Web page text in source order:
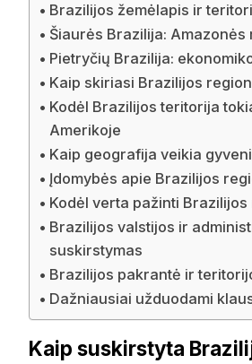
Brazilijos žemėlapis ir
Šiaurės Brazilija: Amazonės
Pietryčių Brazilija:
Kaip skiriasi Brazilijos
Kodėl Brazilijos teritorija
Amerikoje
Kaip geografija veikia
Įdomybės apie Brazilijos
Kodėl verta pažinti
Brazilijos valstijos ir
suskirstymas
Brazilijos pakrantė ir
Dažniausiai užduodami
Kaip suskirstyta